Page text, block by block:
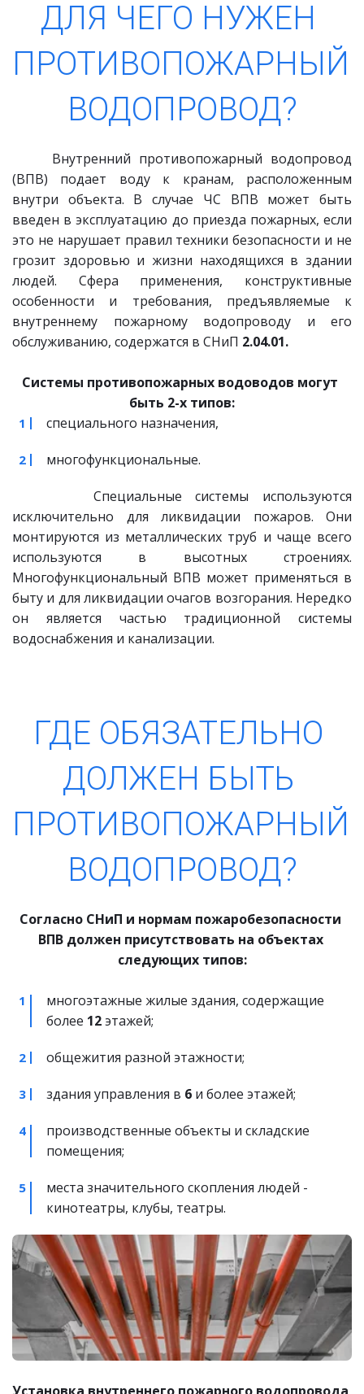
ДЛЯ ЧЕГО НУЖЕН
ПРОТИВОПОЖАРНЫЙ
ВОДОПРОВОД?
Внутренний противопожарный водопровод
(ВПВ) подает воду к кранам, расположенным
внутри объекта. В случае ЧС ВПВ может быть
введен в эксплуатацию до приезда пожарных, если
это не нарушает правил техники безопасности и не
грозит здоровью и жизни находящихся в здании
людей. Сфера применения, конструктивные
особенности и требования, предъявляемые к
внутреннему пожарному водопроводу и его
обслуживанию, содержатся в СНиП 2.04.01.
Системы противопожарных водоводов могут
быть 2-х типов:
специального назначения,
многофункциональные.
Специальные системы используются
исключительно для ликвидации пожаров. Они
монтируются из металлических труб и чаще всего
используются в высотных строениях.
Многофункциональный ВПВ может применяться в
быту и для ликвидации очагов возгорания. Нередко
он является частью традиционной системы
водоснабжения и канализации.
ГДЕ ОБЯЗАТЕЛЬНО
ДОЛЖЕН БЫТЬ
ПРОТИВОПОЖАРНЫЙ
ВОДОПРОВОД?
Согласно СНиП и нормам пожаробезопасности
ВПВ должен присутствовать на объектах
следующих типов:
многоэтажные жилые здания, содержащие
более 12 этажей;
общежития разной этажности;
здания управления в 6 и более этажей;
производственные объекты и складские
помещения;
места значительного скопления людей -
кинотеатры, клубы, театры.